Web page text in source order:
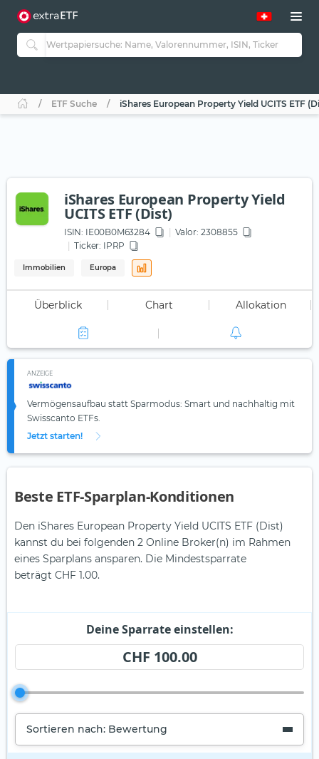
ETF Suche iShares European Property Yield UCITS ETF
iShares European Property Yield
UCITS ETF (Dist)
ISIN: IE00B0M63284
Valor: 2308855
Ticker: IPRP
Immobilien Europa
Überblick Chart Allokation
ANZEIGE
Vermögensaufbau statt Sparmodus: Smart und nachhaltig mit
Swisscanto ETFs.
Jetzt starten!
Beste ETF-Sparplan-Konditionen
Den iShares European Property Yield UCITS ETF (Dist)
kannst du bei folgenden 2 Online Broker(n) im Rahmen
eines Sparplans ansparen. Die Mindestsparrate
beträgt CHF 1.00.
Deine Sparrate einstellen:
CHF 100.00
Sortieren nach: Bewertung